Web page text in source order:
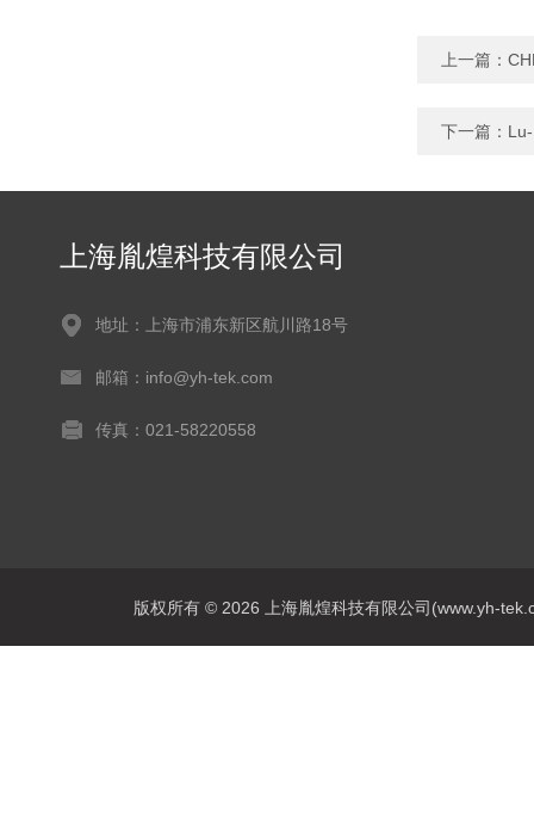
上一篇：
下一篇：
上海胤煌科技有限公司
地址：上海市浦东新区航川路18号
邮箱：info@yh-tek.com
传真：021-58220558
版权所有 © 2026 上海胤煌科技有限公司(www.yh-